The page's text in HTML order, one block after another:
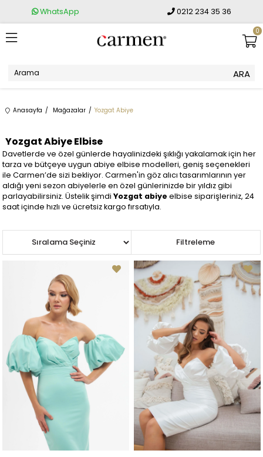
WhatsApp 0212 234 35 36
0
Anasayfa Mağazalar Yozgat Abiye
Yozgat Abiye Elbise
Davetlerde ve özel günlerde hayalinizdeki şıklığı yakalamak için her
tarza ve bütçeye uygun abiye elbise modelleri, geniş seçenekleri
ile Carmen’de sizi bekliyor. Carmen'in göz alıcı tasarımlarının yer
aldığı yeni sezon abiyelerle en özel günlerinizde bir yıldız gibi
parlayabilirsiniz. Üstelik şimdiYozgat abiye elbise siparişleriniz, 24
saat içinde hızlı ve ücretsiz kargo fırsatıyla.
Filtreleme
Sıralama